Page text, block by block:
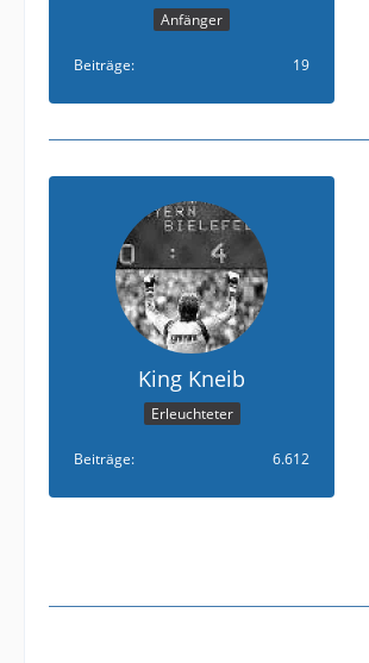
Anfänger
Beiträge 19
King Kneib
Erleuchteter
Beiträge 6.612